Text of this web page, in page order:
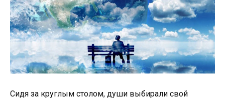
Сидя за круглым столом, души выбирали свой